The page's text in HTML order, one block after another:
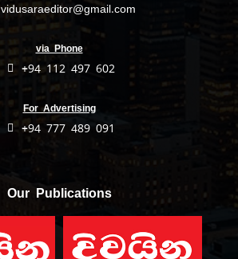
vidusaraeditor@gmail.com
via Phone
+94 112 497 602
For Advertising
+94 777 489 091
Our Publications